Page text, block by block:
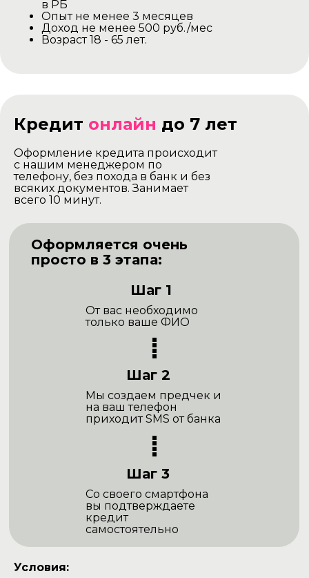
Кредит онлайн до 7 лет
Оформляется очень
просто в 3 этапа:
Шаг 1
От вас необходимо
только ваше ФИО
Шаг 2
Мы создаем предчек и
на ваш телефон
приходит SMS от банка
Шаг 3
Со своего смартфона
вы подтверждаете
кредит
самостоятельно
Оформление кредита происходит
с нашим менеджером по
телефону, без похода в банк и без
всяких документов. Занимает
всего 10 минут.
Условия:
в РБ
Опыт не менее 3 месяцев
Доход не менее 500 руб./мес
Возраст 18 - 65 лет.